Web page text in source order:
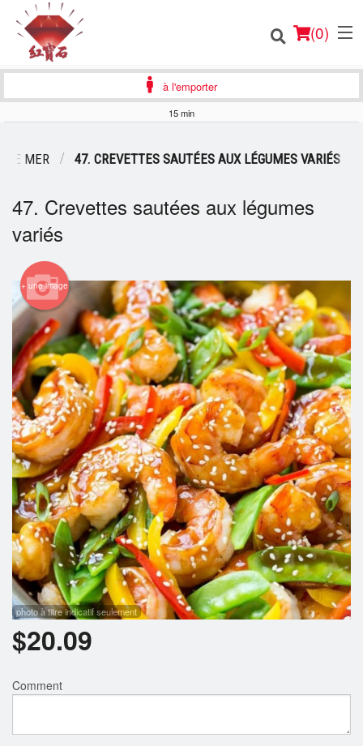
(0)
Commander en ligne
Français
Connection
Inscription
Panier (0)
Rechercher
à l'emporter
15 min
DE MER 47. CREVETTES SAUTÉES AUX LÉGUMES VARIÉS
47. Crevettes sautées aux légumes
variés
+ une image
photo à titre indicatif seulement
$20.09
Comment